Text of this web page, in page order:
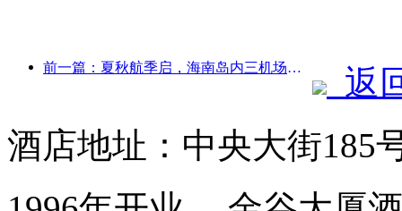
前一篇：夏秋航季启，海南岛内三机场新增41个通航点
返
酒店地址：中央大街185